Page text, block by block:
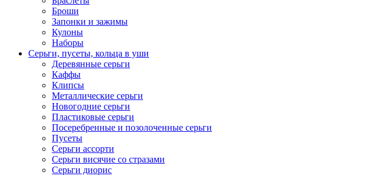
Броши
Запонки и зажимы
Кулоны
Наборы
Серьги, пусеты, кольца в уши
Деревянные серьги
Каффы
Клипсы
Металлические серьги
Новогодние серьги
Пластиковые серьги
Посеребренные и позолоченные серьги
Пусеты
Серьги ассорти
Серьги висячие со стразами
Серьги диорис